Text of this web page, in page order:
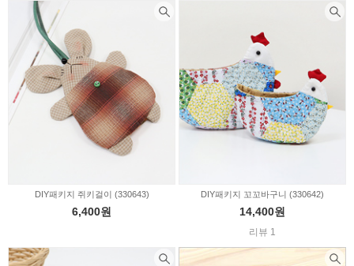
DIY패키지 쥐키걸이 (330643)
6,400원
DIY패키지 꼬꼬바구니 (330642)
14,400원
리뷰 1